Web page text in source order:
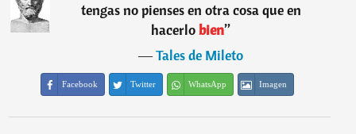
tengas no pienses en otra cosa que en
hacerlobien”
―Tales de Mileto
Facebook Twitter WhatsApp Imagen